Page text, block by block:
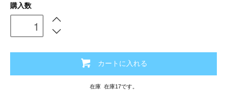
購入数
カートに入れる
在庫 在庫17です。